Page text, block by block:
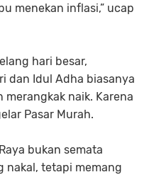
menekan inflasi,” ucap
hari besar,
dan Idul Adha biasanya
naik. Karena
Pasar Murah.
bukan semata
nakal, tetapi memang